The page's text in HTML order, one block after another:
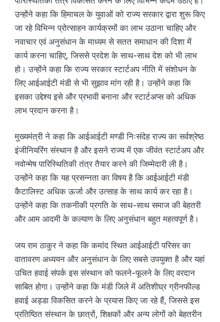
उन्होंने कहा कि हिमाचल के युवाओं को राज्य सरकार द्वारा शुरू किए
जा रहे विभिन्न प्रोत्साहन कार्यक्रमों का लाभ उठाना चाहिए और
नवाचार एवं अनुसंधान के माध्यम से सतत समाधान की दिशा में
कार्य करना चाहिए, जिससे प्रदेश के साथ-साथ देश को भी लाभ
हो। उन्होंने कहा कि राज्य सरकार स्टार्टअप नीति में संशोधन के
लिए आईआईटी मंडी से भी सुझाव मांग रही है। उन्होंने कहा कि
इसका उद्देश्य इसे और प्रभावी बनाना और स्टार्टअप्स को अधिक
लाभ प्रदान करना है।
मुख्यमंत्री ने कहा कि आईआईटी मण्डी निःसंदेह राज्य का सर्वश्रेष्ठ
इंजीनियरिंग संस्थान है और इसने राज्य में एक जीवंत स्टार्टअप और
नवोन्मेष पारिस्थितिकी तंत्र तैयार करने की जिम्मेदारी ली है।
उन्होंने कहा कि यह प्रसन्नता का विषय है कि आईआईटी मंडी
कैटालिस्ट अधिक ऊर्जा और उत्साह के साथ कार्य कर रहा है।
उन्होंने कहा कि तकनीकी प्रगति के साथ-साथ समाज की बेहतरी
और आम आदमी के कल्याण के लिए अनुसंधान बहुत महत्वपूर्ण है।
जय राम ठाकुर ने कहा कि कमांद स्थित आईआईटी परिसर का
वातावरण अध्ययन और अनुसंधान के लिए सबसे उपयुक्त है और यहां
उचित हवाई संपर्क इस संस्थान को फलने-फूलने के लिए वरदान
साबित होगा। उन्होंने कहा कि मंडी जिले में अतिशीघ्र ग्रीनफील्ड
हवाई अड्डा विकसित करने के प्रयास किए जा रहे हैं, जिससे इस
प्रतिष्ठित संस्थान के छात्रों, शिक्षकों और अन्य लोगों को बेहतरीन